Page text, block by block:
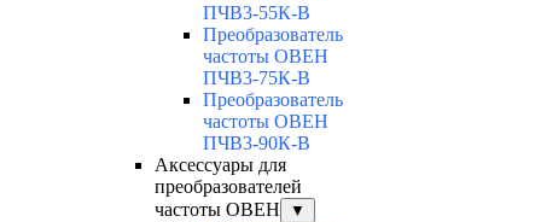
ПЧВ3-55К-В
Преобразователь
частоты ОВЕН
ПЧВ3-75К-В
Преобразователь
частоты ОВЕН
ПЧВ3-90К-В
Аксессуары для
преобразователей
частоты ОВЕН
▼